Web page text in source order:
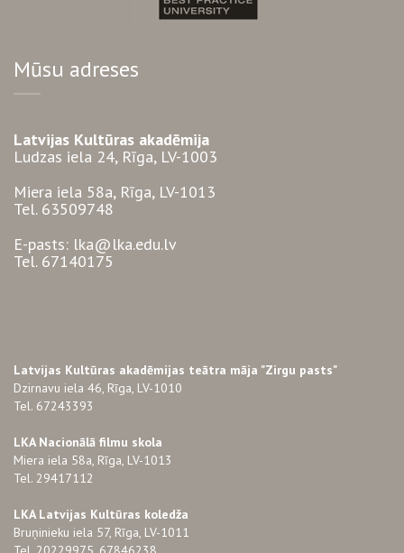
Mūsu adreses
Latvijas Kultūras akadēmija
Ludzas iela 24, Rīga, LV-1003
Miera iela 58a, Rīga, LV-1013
Tel. 63509748
E-pasts: lka@lka.edu.lv
Tel. 67140175
Latvijas Kultūras akadēmijas teātra māja "Zirgu pasts"
Dzirnavu iela 46, Rīga, LV-1010
Tel. 67243393
LKA Nacionālā filmu skola
Miera iela 58a, Rīga, LV-1013
Tel. 29417112
LKA Latvijas Kultūras koledža
Bruņinieku iela 57, Rīga, LV-1011